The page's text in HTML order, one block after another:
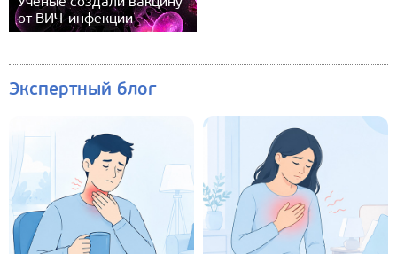
Ученые создали вакцину
от ВИЧ-инфекции
Экспертный блог